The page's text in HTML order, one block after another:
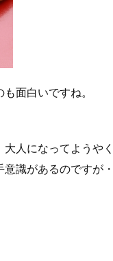
面白いですね。
人になってようや
意識があるのです